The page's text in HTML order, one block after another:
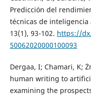
Predicción del
técnicas de
13(1), 93-102. https://
50062020000100093
Dergaa, I; Chamari, K;
human writing to
examining the